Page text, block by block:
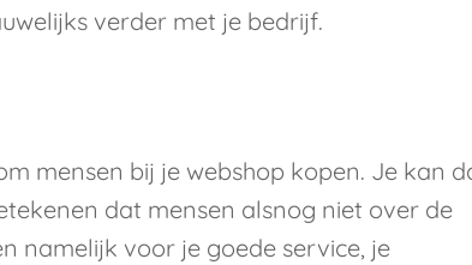
verder met je bedrijf.
mensen bij je webshop kopen. Je kan
dat mensen alsnog niet over de
namelijk voor je goede service, je